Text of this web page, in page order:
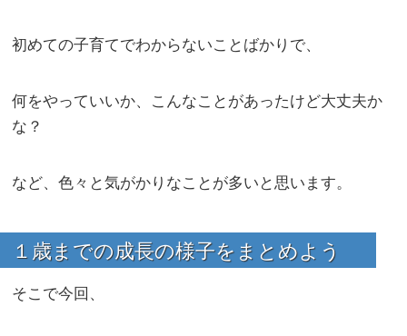
初めての子育てでわからないことばかりで、
何をやっていいか、こんなことがあったけど大丈夫か
な？
など、色々と気がかりなことが多いと思います。
１歳までの成長の様子をまとめよう
そこで今回、